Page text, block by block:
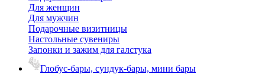
Для женщин
Для мужчин
Подарочные визитницы
Настольные сувениры
Запонки и зажим для галстука
Глобус-бары, сундук-бары, мини бары